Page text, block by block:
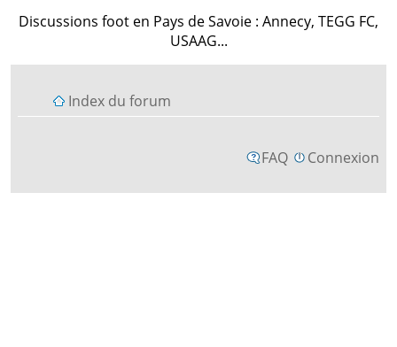
Discussions foot en Pays de Savoie : Annecy, TEGG FC,
USAAG...
Index du forum
FAQ Connexion